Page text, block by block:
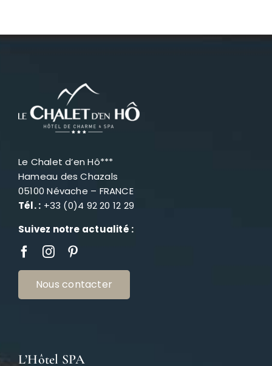
Le Chalet d’en Hô***
Hameau des Chazals
05100 Névache – FRANCE
Tél. : +33 (0)4 92 20 12 29
Suivez notre actualité :
Nous contacter
L’Hôtel SPA